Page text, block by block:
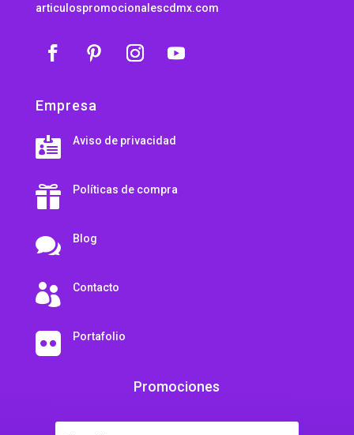
articulospromocionalescdmx.com
Empresa
 Aviso de privacidad
 Políticas de compra
 Blog
 Contacto
 Portafolio
Promociones